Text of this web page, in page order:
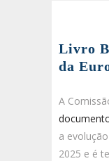
Livro
da
A
a
2025 e é